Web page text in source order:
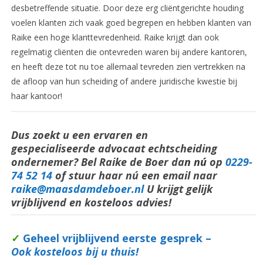
desbetreffende situatie. Door deze erg cliëntgerichte houding
voelen klanten zich vaak goed begrepen en hebben klanten van
Raike een hoge klanttevredenheid. Raike krijgt dan ook
regelmatig cliënten die ontevreden waren bij andere kantoren,
en heeft deze tot nu toe allemaal tevreden zien vertrekken na
de afloop van hun scheiding of andere juridische kwestie bij
haar kantoor!
Dus zoekt u een ervaren en
gespecialiseerde advocaat echtscheiding
ondernemer? Bel Raike de Boer dan nú op 0229-
74 52 14 of stuur haar nú een email naar
raike@maasdamdeboer.nl U krijgt gelijk
vrijblijvend en kosteloos advies!
✓ Geheel vrijblijvend eerste gesprek –
Ook kosteloos bij u thuis!